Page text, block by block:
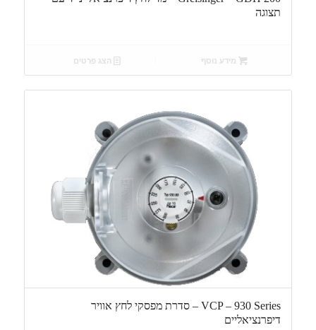
תצוגה
מידע נוסף הצג פרטים
VCP – 930 Series – סדרת מפסקי לחץ אוויר
דיפרנציאליים